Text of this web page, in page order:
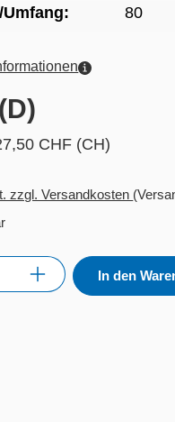
80
CHF (CH)
zzgl. Versandkosten
In den